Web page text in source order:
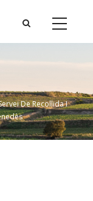
De Recollida I